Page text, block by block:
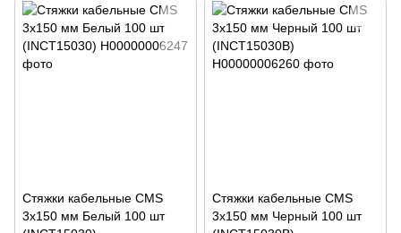
Стяжки кабельные CMS
3х150 мм Белый 100 шт
Стяжки кабельные CMS
3х150 мм Черный 100 шт